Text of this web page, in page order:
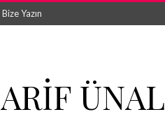
Bize Yazın
ARIF ÜNAL